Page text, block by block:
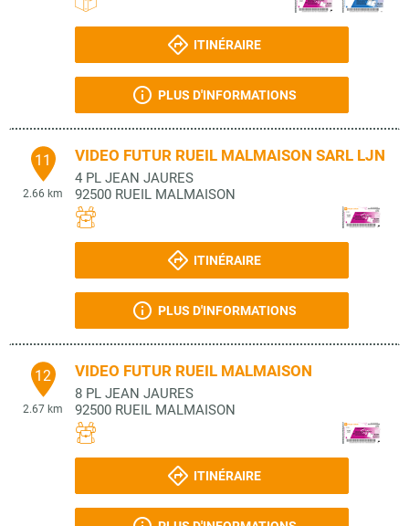
ITINÉRAIRE
PLUS D'INFORMATIONS
11
2.66 km
VIDEO FUTUR RUEIL MALMAISON SARL LJN
4 PL JEAN JAURES
92500 RUEIL MALMAISON
ITINÉRAIRE
PLUS D'INFORMATIONS
12
2.67 km
VIDEO FUTUR RUEIL MALMAISON
8 PL JEAN JAURES
92500 RUEIL MALMAISON
ITINÉRAIRE